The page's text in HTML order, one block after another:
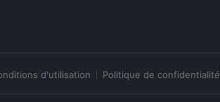
d'utilisation Politique de confidentialité